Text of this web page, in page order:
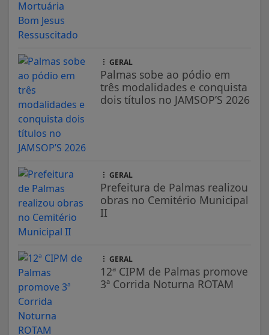
GERAL
Palmas sobe ao pódio em
três modalidades e conquista
dois títulos no JAMSOP’S 2026
GERAL
Prefeitura de Palmas realizou
obras no Cemitério Municipal
II
GERAL
12ª CIPM de Palmas promove
3ª Corrida Noturna ROTAM